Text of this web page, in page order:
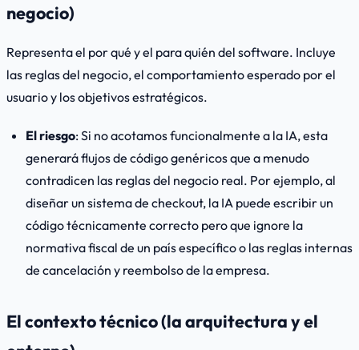
negocio)
Representa el por qué y el para quién del software. Incluye
las reglas del negocio, el comportamiento esperado por el
usuario y los objetivos estratégicos.
El riesgo: Si no acotamos funcionalmente a la IA, esta
generará flujos de código genéricos que a menudo
contradicen las reglas del negocio real. Por ejemplo, al
diseñar un sistema de checkout, la IA puede escribir un
código técnicamente correcto pero que ignore la
normativa fiscal de un país específico o las reglas internas
de cancelación y reembolso de la empresa.
El contexto técnico (la arquitectura y el